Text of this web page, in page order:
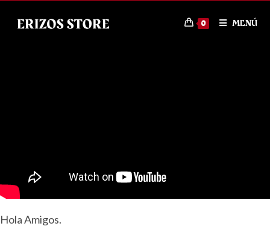
0 MENÚ
Hola Amigos.